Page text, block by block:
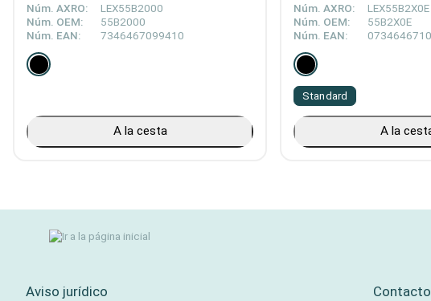
Núm. AXRO:
LEX55B2000
Núm. OEM:
55B2000
Núm. EAN:
7346467099410
A la cesta
Núm. AXRO:
LEX55B2X0E
Núm. OEM:
55B2X0E
Núm. EAN:
Standard
A la
Aviso jurídico Contacto